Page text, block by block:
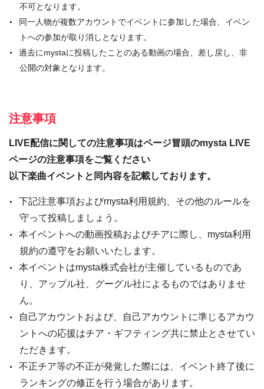
不可となります。
同一人物が複数アカウントでイベントに参加した場合、イベン
トへの参加が取り消しとなります。
過去にmystaに投稿したことのある動画の場合、差し戻し、非
公開の対象となります。
注意事項
LIVE配信に関しての注意事項はページ冒頭のmysta LIVE
ページの注意事項をご覧ください
以下楽曲イベントと同内容を記載しております。
下記注意事項およびmysta利用規約、その他のルールを
守って投稿しましょう。
本イベントへの動画投稿およびチアに際し、mysta利用
規約の遵守をお願いいたします。
本イベントはmysta株式会社が主催しているものであ
り、アップル社、グーグル社によるものではありませ
ん。
自己アカウントおよび、自己アカウントに準じるアカウ
ントへの応援はチア・ギフティング共に禁止とさせてい
ただきます。
不正チア等の不正が発覚した際には、イベント終了後に
ランキングの修正を行う場合があります。